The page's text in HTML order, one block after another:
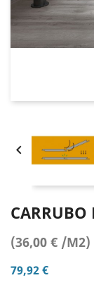

CARRUBO
(36,00 € /M2)
79,92 €